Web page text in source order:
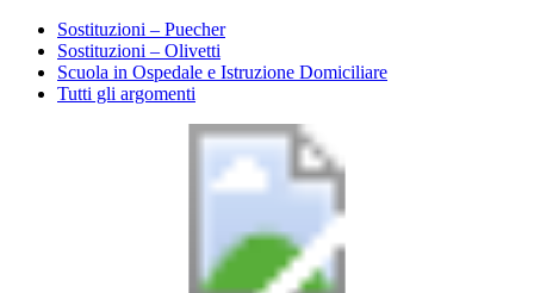
Sostituzioni – Puecher
Sostituzioni – Olivetti
Scuola in Ospedale e Istruzione Domiciliare
Tutti gli argomenti